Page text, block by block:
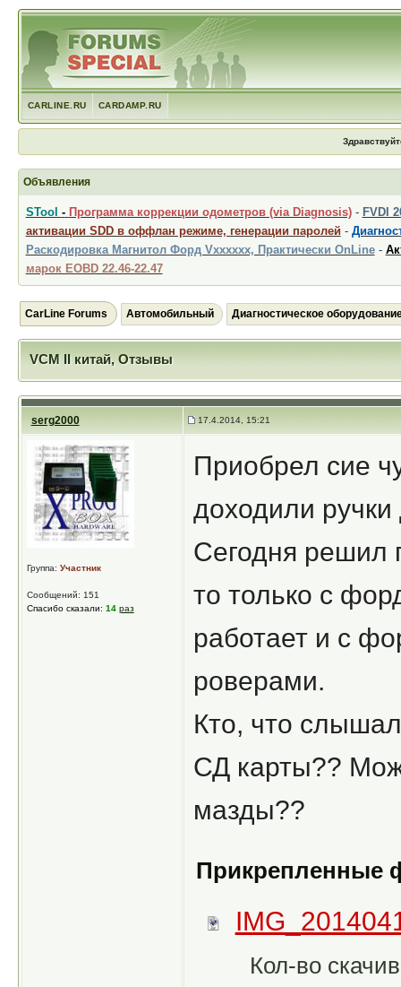
CARLINE.RU CARDAMP.RU
Объявления
STool - Программа коррекции одометров (via Diagnosis)- FVDI
активации SDD в оффлан режиме, генерации паролей -
Раскодировка Магнитол Форд Vxxxxxx, Практически OnLine-
марок EOBD 22.46-22.47
CarLine Forums Автомобильный Диагностическое
VCM II китай, Отзывы
serg2000 17.4.2014, 15:21
Группа: Участник
Сообщений: 151
Спасибо сказали: 14 раз
Приобрел сие
доходили
Сегодня решил
то только с
работает и с
роверами.
Кто, что
СД карты??
мазды??
Прикрепленные
Кол-во